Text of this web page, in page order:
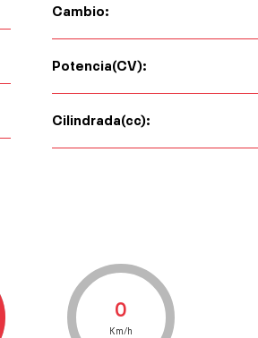
Cambio:
Potencia(CV):
Cilindrada(cc):
0
Km/h